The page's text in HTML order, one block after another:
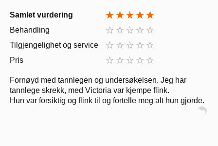
Samlet vurdering
Behandling
Tilgjengelighet og service
Pris
Fornøyd med tannlegen og undersøkelsen. Jeg har
tannlege skrekk, med Victoria var kjempe flink.
Hun var forsiktig og flink til og fortelle meg alt hun gjorde.